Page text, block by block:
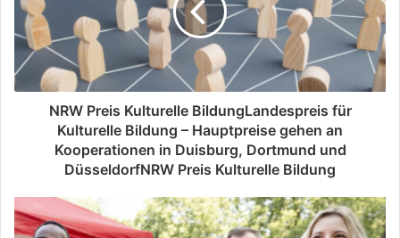
NRW Preis Kulturelle BildungLandespreis für
Kulturelle Bildung – Hauptpreise gehen an
Kooperationen in Duisburg, Dortmund und
DüsseldorfNRW Preis Kulturelle Bildung